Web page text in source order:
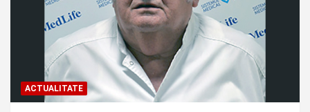
ACTUALITATE